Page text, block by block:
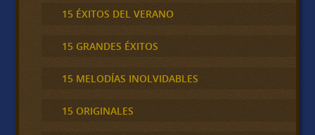
15 ÉXITOS DEL VERANO
15 GRANDES ÉXITOS
15 MELODÍAS INOLVIDABLES
15 ORIGINALES